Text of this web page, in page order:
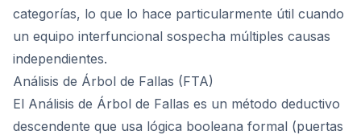
categorías, lo que lo hace particularmente útil cuando
un equipo interfuncional sospecha múltiples causas
independientes.
Análisis de Árbol de Fallas (FTA)
El Análisis de Árbol de Fallas es un método deductivo
descendente que usa lógica booleana formal (puertas